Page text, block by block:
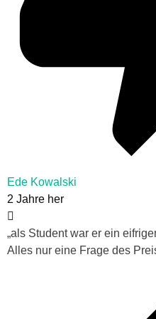
Ede Kowalski
2 Jahre her
„als Student war er ein
Alles nur eine Frage des